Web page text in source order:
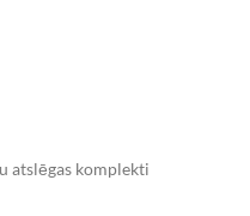
atslēgas komplekti